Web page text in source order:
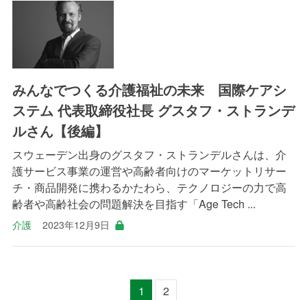
みんなでつくる介護福祉の未来 国際ケアシ
ステム 代表取締役社長 グスタフ・ストランデ
ルさん【後編】
スウェーデン出身のグスタフ・ストランデルさんは、介
護サービス事業の運営や高齢者向けのマーケットリサー
チ・商品開発に携わるかたわら、テクノロジーの力で高
齢者や高齢社会の問題解決を目指す「Age Tech ...
介護 2023年12月9日
1 2